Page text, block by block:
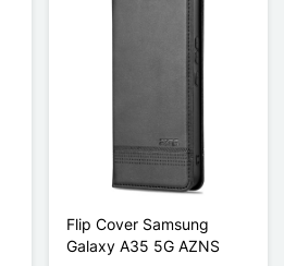
Flip Cover Samsung
Galaxy A35 5G AZNS